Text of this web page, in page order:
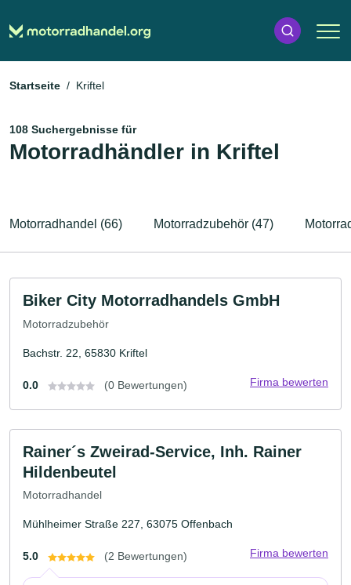
Startseite Kriftel
108 Suchergebnisse für
Motorradhändler in Kriftel
Motorradhandel (66) Motorradzubehör (47)
Biker City Motorradhandels GmbH
Motorradzubehör
Bachstr. 22, 65830 Kriftel
0.0 (0 Bewertungen) Firma bewerten
Rainer´s Zweirad-Service, Inh. Rainer
Hildenbeutel
Motorradhandel
Mühlheimer Straße 227, 63075 Offenbach
5.0 (2 Bewertungen) Firma bewerten